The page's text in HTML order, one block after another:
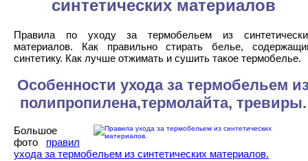
синтетических материалов
Правила по уходу за термобельем из
материалов. Как правильно стирать белье,
синтетику. Как лучше отжимать и сушить такое термобелье.
Особенности ухода за термобельем
полипропилена,термолайта, тревиры.
Большое
фото правил
ухода за термобельем из синтетических материалов.